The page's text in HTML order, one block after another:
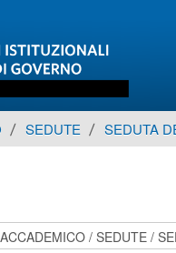
▶︎ SEDUTE ▶︎ SEDUTA